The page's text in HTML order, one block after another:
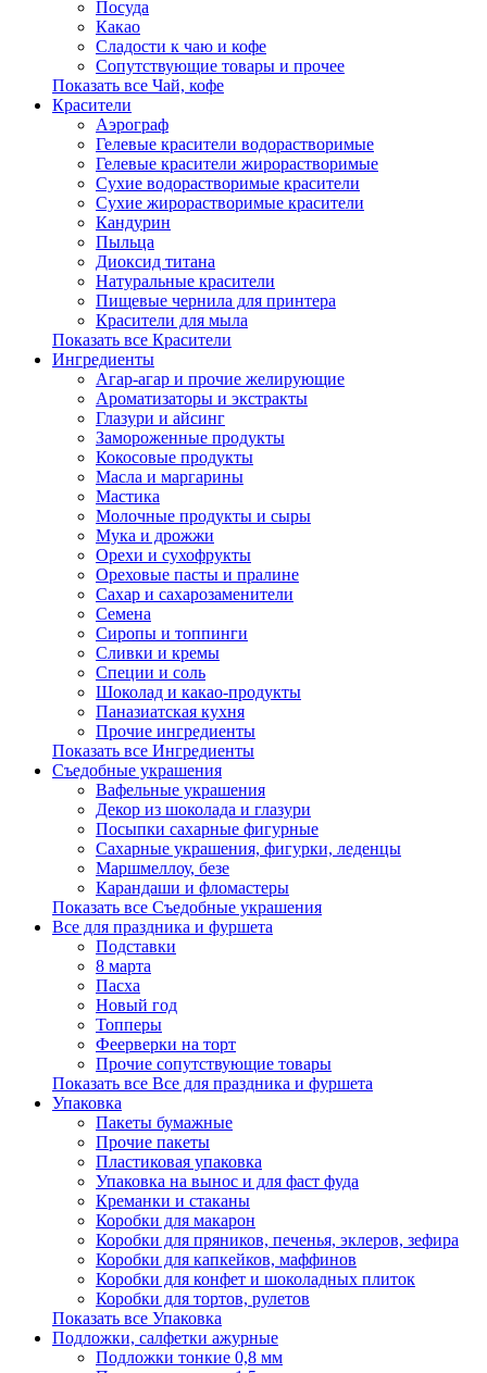
Посуда
Какао
Сладости к чаю и кофе
Сопутствующие товары и прочее
Показать все Чай, кофе
Красители
Аэрограф
Гелевые красители водорастворимые
Гелевые красители жирорастворимые
Сухие водорастворимые красители
Сухие жирорастворимые красители
Кандурин
Пыльца
Диоксид титана
Натуральные красители
Пищевые чернила для принтера
Красители для мыла
Показать все Красители
Ингредиенты
Агар-агар и прочие желирующие
Ароматизаторы и экстракты
Глазури и айсинг
Замороженные продукты
Кокосовые продукты
Масла и маргарины
Мастика
Молочные продукты и сыры
Мука и дрожжи
Орехи и сухофрукты
Ореховые пасты и пралине
Сахар и сахарозаменители
Семена
Сиропы и топпинги
Сливки и кремы
Специи и соль
Шоколад и какао-продукты
Паназиатская кухня
Прочие ингредиенты
Показать все Ингредиенты
Съедобные украшения
Вафельные украшения
Декор из шоколада и глазури
Посыпки сахарные фигурные
Сахарные украшения, фигурки, леденцы
Маршмеллоу, безе
Карандаши и фломастеры
Показать все Съедобные украшения
Все для праздника и фуршета
Подставки
8 марта
Пасха
Новый год
Топперы
Феерверки на торт
Прочие сопутствующие товары
Показать все Все для праздника и фуршета
Упаковка
Пакеты бумажные
Прочие пакеты
Пластиковая упаковка
Упаковка на вынос и для фаст фуда
Креманки и стаканы
Коробки для макарон
Коробки для пряников, печенья, эклеров, зефира
Коробки для капкейков, маффинов
Коробки для конфет и шоколадных плиток
Коробки для тортов, рулетов
Показать все Упаковка
Подложки, салфетки ажурные
Подложки тонкие 0,8 мм